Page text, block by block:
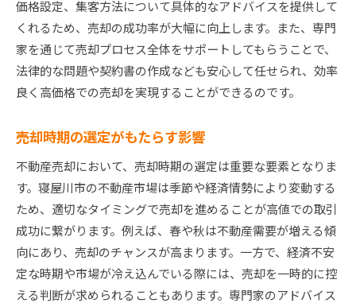
価格設定、集客方法について具体的なアドバイスを提供して
くれるため、売却の成功率が大幅に向上します。また、専門
家を通じて売却プロセス全体をサポートしてもらうことで、
法律的な問題や契約書の作成なども安心して任せられ、効率
良く高価格での売却を実現することができるのです。
売却時期の選定がもたらす影響
不動産売却において、売却時期の選定は重要な要素となりま
す。寝屋川市の不動産市場は季節や経済情勢により変動する
ため、適切なタイミングで売却を進めることが高値での取引
成功に繋がります。例えば、春や秋は不動産需要が増える傾
向にあり、売却のチャンスが高まります。一方で、経済不安
定な時期や市場が冷え込んでいる際には、売却を一時的に控
える判断が求められることもあります。専門家のアドバイス